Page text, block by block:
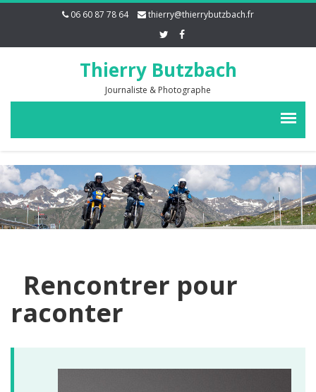
06 60 87 78 64 thierry@thierrybutzbach.fr
Thierry Butzbach
Journaliste & Photographe
Rencontrer pour
raconter